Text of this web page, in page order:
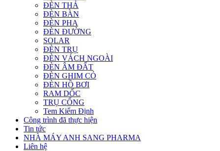
ĐÈN THẢ
ĐÈN BÀN
ĐÈN PHA
ĐÈN ĐƯỜNG
SOLAR
ĐÈN TRỤ
ĐÈN VÁCH NGOÀI
ĐÈN ÂM ĐẤT
ĐÈN GHIM CỎ
ĐÈN HỒ BƠI
RAM DỐC
TRỤ CỔNG
Tem Kiểm Định
Công trình đã thực hiện
Tin tức
NHÀ MÁY ANH SANG PHARMA
Liên hệ